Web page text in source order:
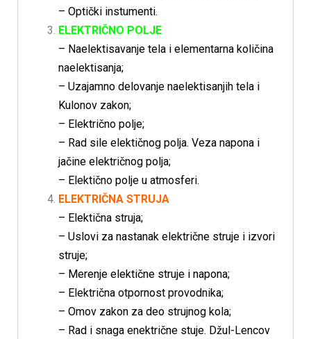
– Optički instumenti.
ELEKTRIČNO POLJE
– Naelektisavanje tela i elementarna količina
naelektisanja;
– Uzajamno delovanje naelektisanjih tela i
Kulonov zakon;
– Električno polje;
– Rad sile elektičnog polja. Veza napona i
jačine električnog polja;
– Elektično polje u atmosferi.
ELEKTRIČNA STRUJA
– Elektična struja;
– Uslovi za nastanak električne struje i izvori
struje;
– Merenje elektične struje i napona;
– Električna otpornost provodnika;
– Omov zakon za deo strujnog kola;
– Rad i snaga enektrične stuje. Džul-Lencov